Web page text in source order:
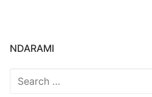
NDARAMI
Search